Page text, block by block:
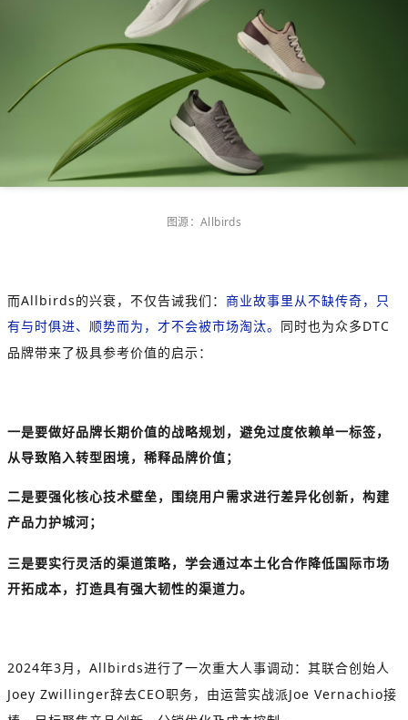
图源： Allbirds
而Allbirds的兴衰，不仅告诫我们： 商业故事里从不缺传奇，只
有与时俱进、顺势而为，才不会被市场淘汰。 同时也为众多DTC
品牌带来了极具参考价值的启示：
一是要做好品牌长期价值的战略规划，避免过度依赖单一标签，
从导致陷入转型困境，稀释品牌价值；
二是要强化核心技术壁垒，围绕用户需求进行差异化创新，构建
产品力护城河；
三是要实行灵活的渠道策略，学会通过本土化合作降低国际市场
开拓成本，打造具有强大韧性的渠道力。
2024年3月， Allbirds进行了一次重大人事调动：其联合创始人
Joey Zwillinger辞去CEO职务，由运营实战派Joe Vernachio接